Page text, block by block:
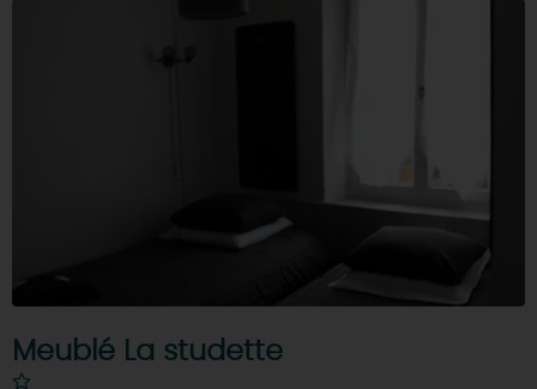
Meublé La studette